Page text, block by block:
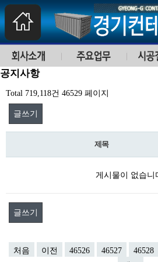
공지사항
Total 719,118건 46529 페이지
글쓰기
제목
게시물이 없습니
글쓰기
처음 이전 46526 46527 46528